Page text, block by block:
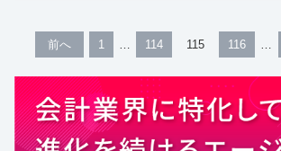
前へ 1 114 115 116